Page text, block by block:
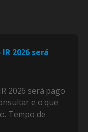
2026 será
2026 será pago
e o que
Tempo de